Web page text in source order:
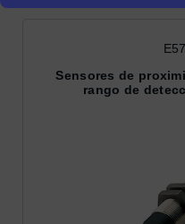
Sensores de
rango de